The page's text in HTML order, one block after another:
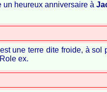
un heureux anniversaire à
une terre dite froide, à
ex.